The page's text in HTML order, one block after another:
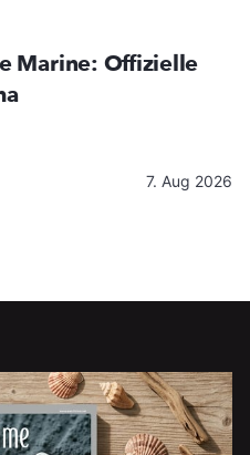
Marine: Offizielle
7. Aug 2026